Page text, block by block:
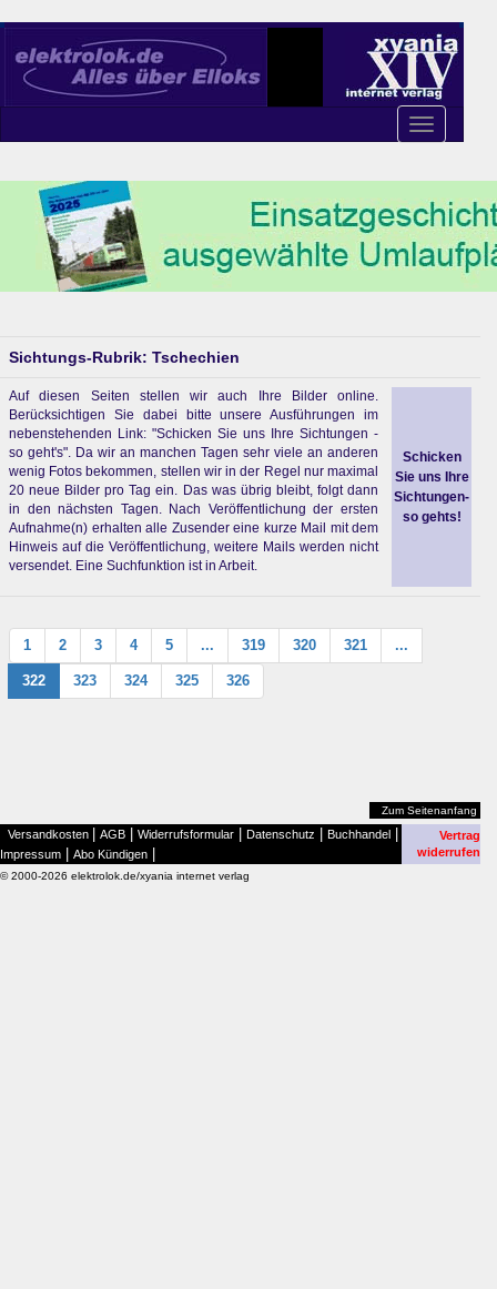
Toggle
navigation
Sichtungs-Rubrik: Tschechien
Auf diesen Seiten stellen wir auch Ihre Bilder online.
Berücksichtigen Sie dabei bitte unsere Ausführungen im
nebenstehenden Link: "Schicken Sie uns Ihre Sichtungen -
so geht's". Da wir an manchen Tagen sehr viele an anderen
wenig Fotos bekommen, stellen wir in der Regel nur maximal
20 neue Bilder pro Tag ein. Das was übrig bleibt, folgt dann
in den nächsten Tagen. Nach Veröffentlichung der ersten
Aufnahme(n) erhalten alle Zusender eine kurze Mail mit dem
Hinweis auf die Veröffentlichung, weitere Mails werden nicht
versendet. Eine Suchfunktion ist in Arbeit.
Schicken
Sie uns Ihre
Sichtungen-
so gehts!
1 2 3 4 5 ... 319 320 321 ...
322 323 324 325 326
Zum Seitenanfang
Versandkosten AGB Widerrufsformular Datenschutz Buchhandel
Impressum Abo Kündigen
Vertrag
widerrufen
© 2000-2026 elektrolok.de/xyania internet verlag